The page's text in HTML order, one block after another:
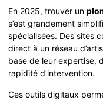
En 2025, trouver un
s’est grandement
spécialisées. Des sites
direct à un réseau
base de leur expertise,
rapidité d’intervention.
Ces outils digitaux